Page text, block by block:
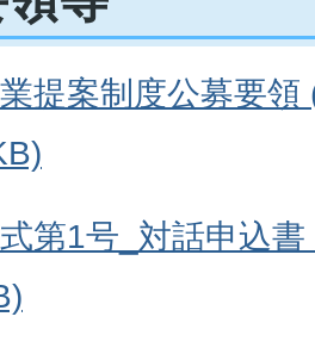
提案制度公募要
第1号_対話申込